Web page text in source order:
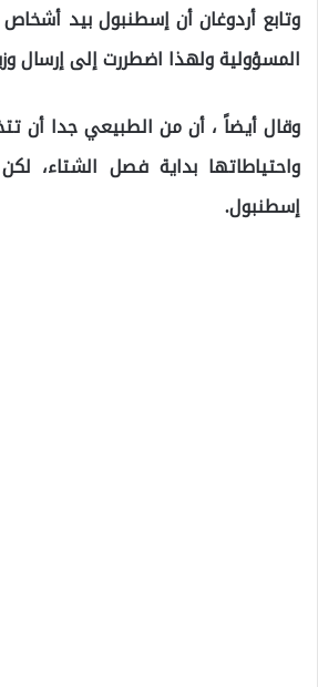
وتابع أردوغان أن إسطنبول بيد
المسؤولية ولهذا اضطررت إلى إرسال
وقال أيضاً ، أن من الطبيعي جدا أن
واحتياطاتها بداية فصل الشتاء،
إسطنبول.